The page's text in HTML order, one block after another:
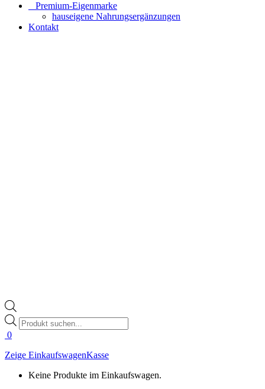
⠀​Premium-Eigenmarke
hauseigene Nahrungsergänzungen
Kontakt
Products
search
0
Zeige EinkaufswagenKasse
Keine Produkte im Einkaufswagen.